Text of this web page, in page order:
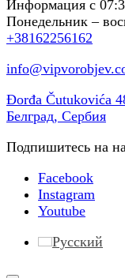
Информация с
Понедельник –
+38162256162
Đorđa Čutukovića
Белград, Сербия
Подпишитесь на
Facebook
Instagram
Youtube
Русский